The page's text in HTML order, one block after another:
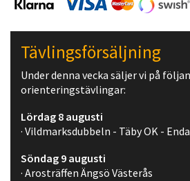
Tävlingsförsäljning
Under denna vecka säljer vi på
orienteringstävlingar:
Lördag 8 augusti
· Vildmarksdubbeln - Täby OK -
Söndag 9 augusti
· Arosträffen Ängsö Västerås